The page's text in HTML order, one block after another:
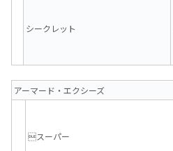
シークレット
アーマード・エクシーズ
スーパー